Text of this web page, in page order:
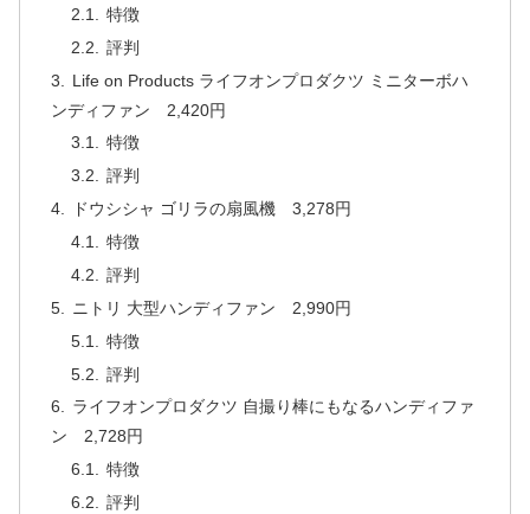
特徴
評判
Life on Products ライフオンプロダクツ ミニターボハ
ンディファン 2,420円
特徴
評判
ドウシシャ ゴリラの扇風機 3,278円
特徴
評判
ニトリ 大型ハンディファン 2,990円
特徴
評判
ライフオンプロダクツ 自撮り棒にもなるハンディファ
ン 2,728円
特徴
評判